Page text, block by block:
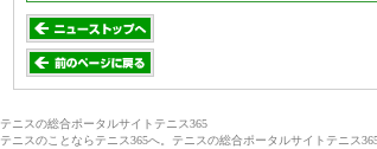
テニスの総合ポータルサイトテニス365
テニスのことならテニス365へ。テニスの総合ポータルサイトテニス